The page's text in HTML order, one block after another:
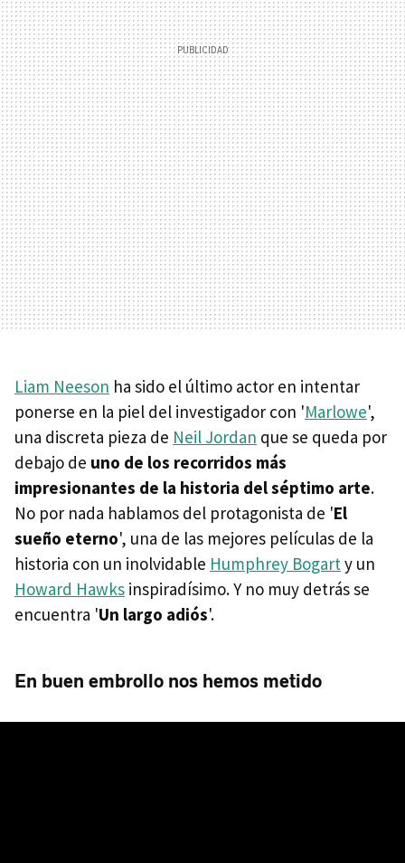
Liam Neeson ha sido el último actor en intentar
ponerse en la piel del investigador con 'Marlowe',
una discreta pieza de Neil Jordan que se queda por
debajo de uno de los recorridos más
impresionantes de la historia del séptimo arte.
No por nada hablamos del protagonista de 'El
sueño eterno', una de las mejores películas de la
historia con un inolvidable Humphrey Bogarty un
Howard Hawks inspiradísimo. Y no muy detrás se
encuentra 'Un largo adiós'.
En buen embrollo nos hemos metido